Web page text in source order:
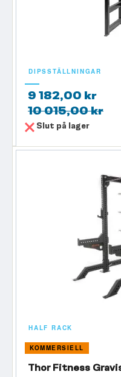
DIPSSTÄLLNINGAR
9 182,00 kr
10 015,00 kr
Slut på lager
HALF RACK
KOMMERSIELL
Thor Fitness